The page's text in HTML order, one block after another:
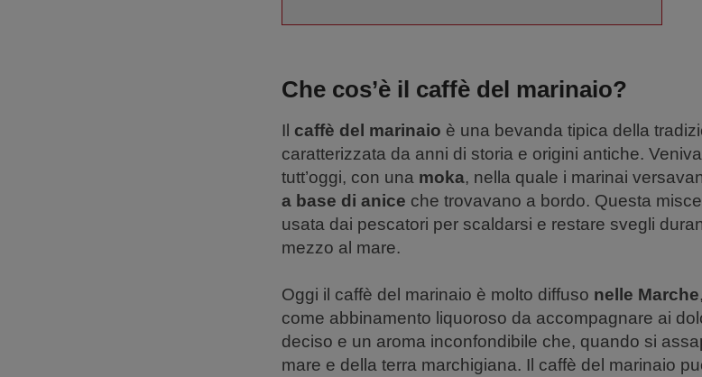
Che cos’è il caffè del marinaio?
Il caffè del marinaio è una bevanda tipica della
caratterizzata da anni di storia e origini antiche.
tutt’oggi, con una moka, nella quale i marinai
a base di anice che trovavano a bordo. Questa
usata dai pescatori per scaldarsi e restare svegli
mezzo al mare.
Oggi il caffè del marinaio è molto diffuso nelle Marche
come abbinamento liquoroso da accompagnare ai
deciso e un aroma inconfondibile che, quando si
mare e della terra marchigiana. Il caffè del marinaio